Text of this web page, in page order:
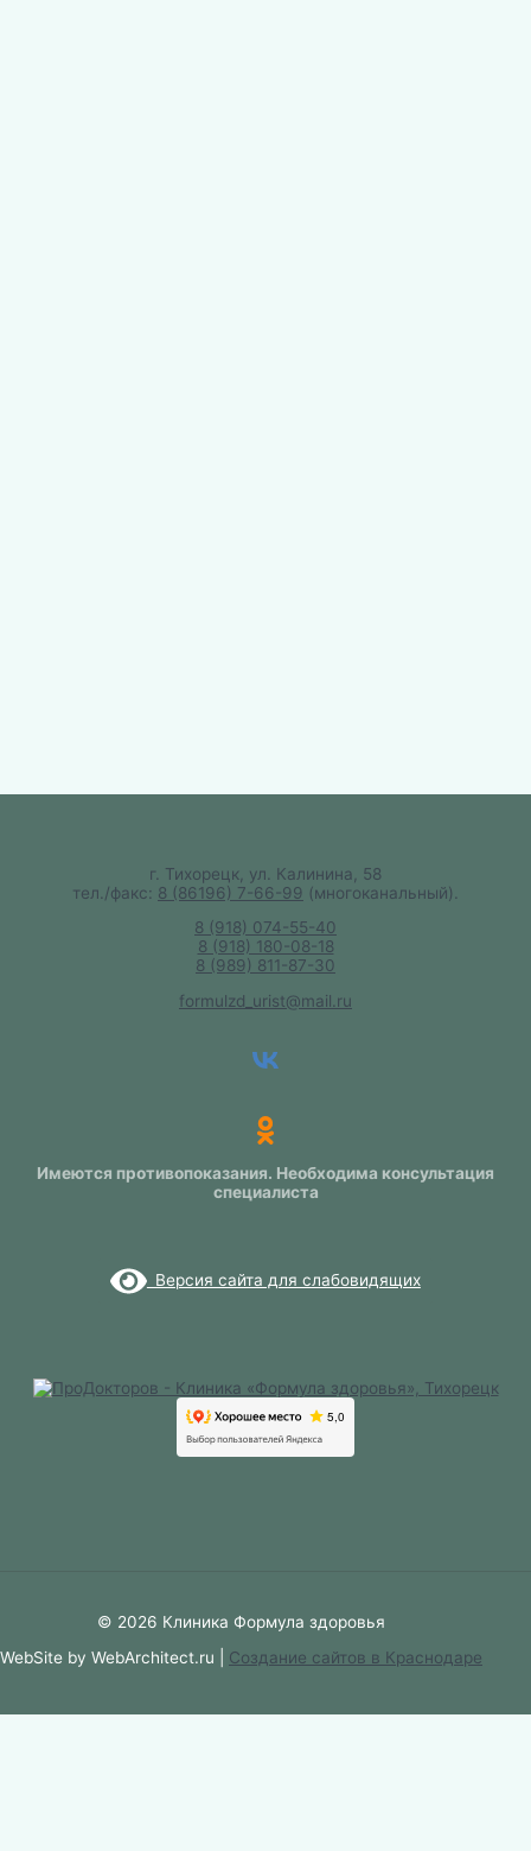
г. Тихорецк, ул. Калинина, 58
тел./факс: 8 (86196) 7-66-99 (многоканальный).
8 (918) 074-55-40
8 (918) 180-08-18
8 (989) 811-87-30
formulzd_urist@mail.ru
Имеются противопоказания. Необходима консультация
специалиста
Версия сайта для слабовидящих
© 2026 Клиника Формула здоровья
WebSite by WebArchitect.ru | Cоздание сайтов в Краснодаре